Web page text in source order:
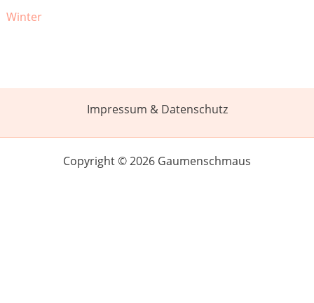
Winter
Impressum & Datenschutz
Copyright © 2026 Gaumenschmaus